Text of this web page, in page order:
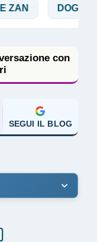
DOGLIO
con
SEGUI IL BLOG